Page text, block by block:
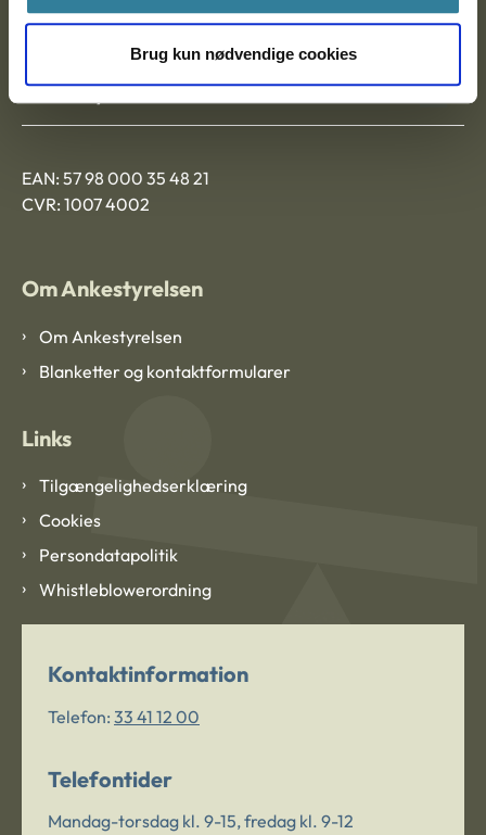
Brug kun nødvendige cookies
Ankestyrelsen Aalborg
Ankestyrelsen København
EAN: 57 98 000 35 48 21
CVR: 1007 4002
Om Ankestyrelsen
Om Ankestyrelsen
Blanketter og kontaktformularer
Links
Tilgængelighedserklæring
Cookies
Persondatapolitik
Whistleblowerordning
Kontaktinformation
Telefon: 33 41 12 00
Telefontider
Mandag-torsdag kl. 9-15, fredag kl. 9-12